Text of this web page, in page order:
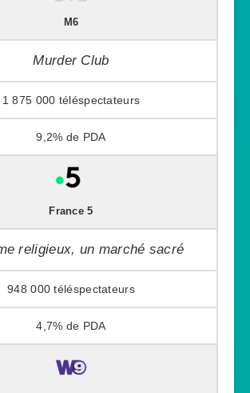
M6
Murder Club
1 875 000
9,2%
France 5
religieux, un marché sacré
948 000
4,7%